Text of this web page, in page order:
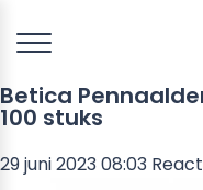
Betica
100 stuks
29 juni 2023 08:03